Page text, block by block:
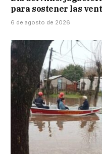
para sostener las
6 de agosto de 2026